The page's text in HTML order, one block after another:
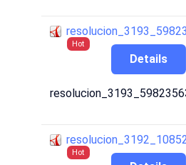
Hot
Details
Hot